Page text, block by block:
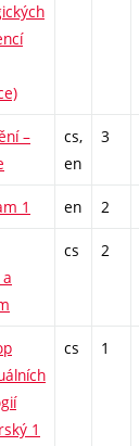
–
cs,
en
3
1 en 2
cs 2
1
cs 1